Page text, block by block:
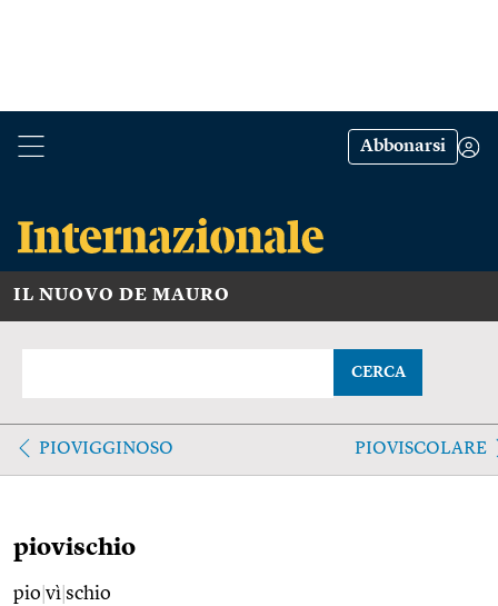
Abbonarsi
IL NUOVO DE MAURO
CERCA
PIOVIGGINOSO PIOVISCOLARE
piovischio
pio vì schio